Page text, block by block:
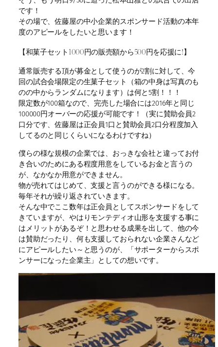
です！
その場で、佐藤屋の中小企業的スポンサード活動の本年
度のアピールをしたいと思います！
【和菓子セット1000円の販売額から500円を応援に!】
通常販売する頂が募金として使うのが2割に対して、今
回の試合会場限定の生菓子セット（箱の中身は写真のも
のの中からランダムになります）は何と5割！！！
限定数が100箱なので、完売した場合には2016年と同じ
100000円オーバーの応援が可能です！（実に賛助会員2
口分です、佐藤屋は正会員1口と賛助会員2口分程度加入
してるのと同じくらいになるわけですね）
僕らの様な規模の企業では、おっきな会社と違ってお付
き合いのためにある程度用意をしているお金と言うの
が、なかなか用意ができません。
物が売れてはじめて、支援と言うのができる様になる。
毎年それが繰り返されていきます。
そんな中でここ数年は正会員としてスポンサードをして
きていますが、やはりモンテディオ山形を支援する事に
はメリットがあるぞ！と思わせる成果を出して、他の今
は賛助だったり、何も支援しておられない企業さんなど
にアピールしたい～と思うのが、「サポーターからスポ
ンサーになった企業主」としての想いです。